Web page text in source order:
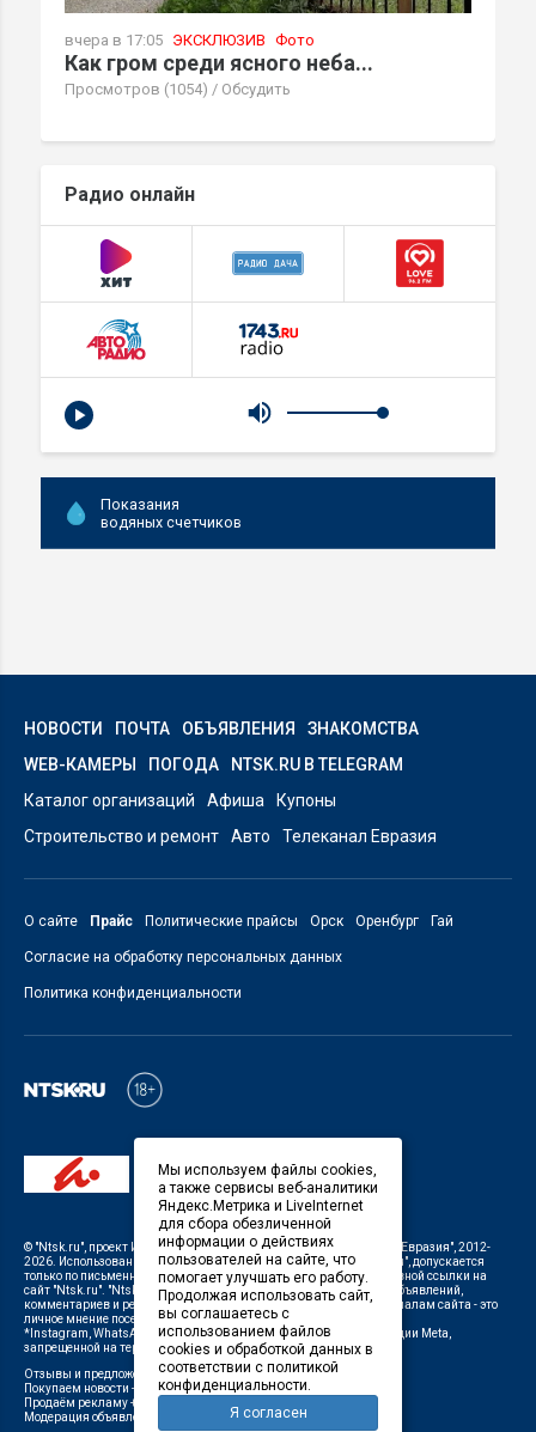
вчера в 17:05 ЭКСКЛЮЗИВ Фото
Как гром среди ясного неба...
Просмотров (1054) / Обсудить
Радио онлайн
Показания
водяных счетчиков
НОВОСТИ ПОЧТА ОБЪЯВЛЕНИЯ
ЗНАКОМСТВА
WEB-КАМЕРЫ
ПОГОДА
NTSK.RU В TELEGRAM
Каталог организаций
Афиша
Купоны
Строительство и ремонт
Авто Телеканал Евразия
О сайте Прайс Политические прайсы Орск Оренбург Гай
Согласие на обработку персональных данных
Политика конфиденциальности
© "Ntsk.ru", проект ИП Савин В.В. Служба информации: ООО "ТРК "Евразия", 2012-
2026. Использование материалов, размещенных на сайте
"Ntsk.ru", допускается
только по письменному разрешению Редакции с указанием активной ссылки на
сайт "Ntsk.ru". "Ntsk.ru" не несет ответственности за содержание объявлений,
комментариев и рекламных материалов. Комментарии к материалам сайта - это
личное мнение посетителей сайта.
*Instagram, WhatsApp (Ватсап), Facebook (принадлежат корпорации Meta,
запрещенной на территории Российской Федерации)
Отзывы и предложения о работе портала: orsk@orsk.ru
Покупаем новости +7(3537) 611-000,ntsk@orsk.ru
Продаём рекламу +7 (3537) 25-08-07,
Модерация объявлений +7 (905) 896-71-28
Мы используем файлы cookies,
а также сервисы веб-аналитики
Яндекс.Метрика и LiveInternet
для сбора обезличенной
информации о действиях
пользователей на сайте, что
помогает улучшать его работу.
Продолжая использовать сайт,
вы соглашаетесь с
использованием файлов
cookies и обработкой данных в
соответствии с политикой
конфиденциальности.
Я согласен